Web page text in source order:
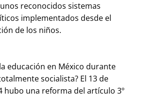
reconocidos sistemas
implementados desde el
de los niños.
educación en México durante
socialista? El 13 de
hubo una reforma del artículo 3º